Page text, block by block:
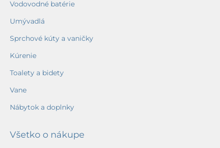
Vodovodné batérie
Umývadlá
Sprchové kúty a vaničky
Kúrenie
Toalety a bidety
Vane
Nábytok a doplnky
Všetko o nákupe